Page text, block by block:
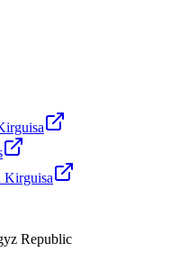
Kirguisa
Republic